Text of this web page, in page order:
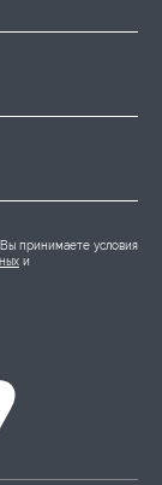
принимаете условия
и